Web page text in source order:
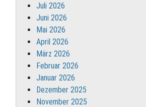
Juli 2026
Juni 2026
Mai 2026
April 2026
März 2026
Februar 2026
Januar 2026
Dezember 2025
November 2025